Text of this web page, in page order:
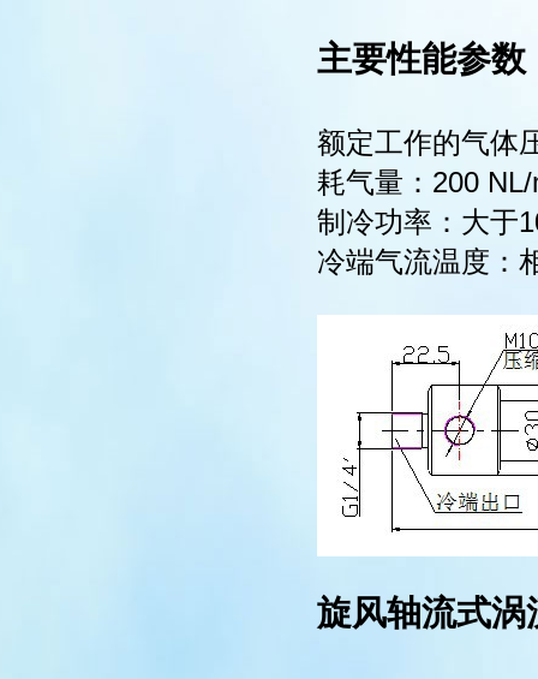
主要性能参数
额定工作的气体
耗气量：200
制冷功率：大于
冷端气流温度：
旋风轴流式涡